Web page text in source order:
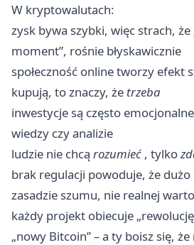
W kryptowalutach:
zysk bywa szybki, więc strach,
moment”, rośnie błyskawicznie
społeczność online tworzy efekt
kupują, to znaczy, że trzeba
inwestycje są często
wiedzy czy analizie
ludzie nie chcą rozumieć , tylko
brak regulacji powoduje, że dużo
zasadzie szumu, nie realnej
każdy projekt obiecuje
„nowy Bitcoin” – a ty boisz się,